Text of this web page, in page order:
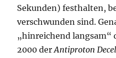
Sekunden) festhalten,
verschwunden sind.
„hinreichend langsam“
2000 derAntiproton